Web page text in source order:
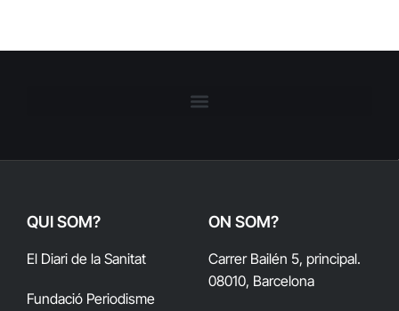
QUI SOM?
El Diari de la Sanitat
Fundació Periodisme
ON SOM?
Carrer Bailén 5, principal.
08010, Barcelona